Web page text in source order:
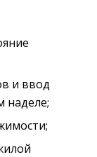
и ввод
наделе;